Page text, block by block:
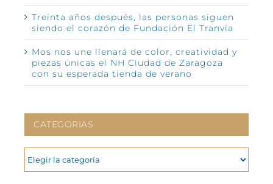
Treinta años después, las personas siguen
siendo el corazón de Fundación El Tranvía
Mos nos une llenará de color, creatividad y
piezas únicas el NH Ciudad de Zaragoza
con su esperada tienda de verano
CATEGORIAS
CATEGORIAS